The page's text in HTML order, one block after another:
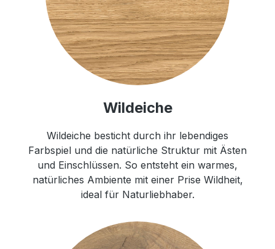
Wildeiche
Wildeiche besticht durch ihr lebendiges
Farbspiel und die natürliche Struktur mit Ästen
und Einschlüssen. So entsteht ein warmes,
natürliches Ambiente mit einer Prise Wildheit,
ideal für Naturliebhaber.